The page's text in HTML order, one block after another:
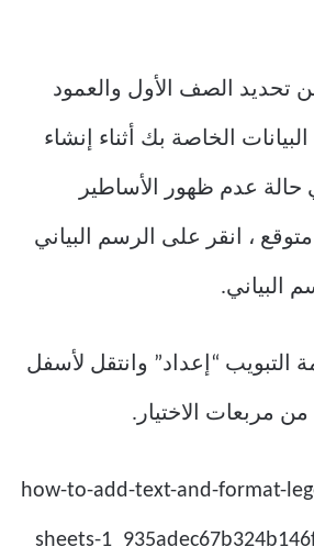
تحديد الصف الأول والعمود
الخاصة بك أثناء إنشاء
عدم ظهور الأساطير
، انقر على الرسم البياني
البياني.
التبويب “إعداد” وانتقل لأسفل
مربعات الاختيار.